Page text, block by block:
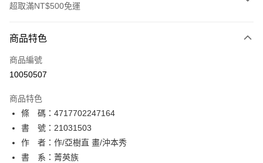
超取滿NT$500免運
信用卡一次付款
超商取貨付款
相關說明
【關於「AFTEE先享後付」】
AFTEE先享後付是「在收到商品之後才付款」的支付方式。 讓您購物簡單
便利好安心！
１．簡單：不需註冊會員、不需綁卡、不需儲值。
２．便利：只要手機號碼，簡訊認證，即可結帳。
ATM付款
運送方式
商品特色
商品編號
10050507
商品特色
條 碼：4717702247164
書 號：21031503
作 者：作/亞樹直 畫/沖本秀
書 系：菁英族